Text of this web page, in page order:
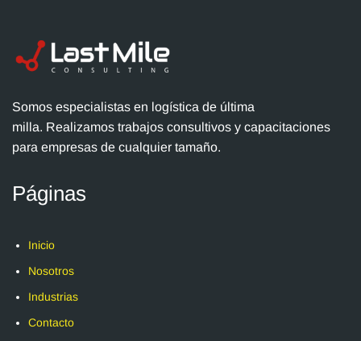
Somos especialistas en logística de última
milla. Realizamos trabajos consultivos y capacitaciones
para empresas de cualquier tamaño.
Páginas
Inicio
Nosotros
Industrias
Contacto